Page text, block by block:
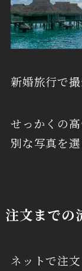
新婚旅行で撮
せっかくの
別な写真を選
注文までの
ネットで注